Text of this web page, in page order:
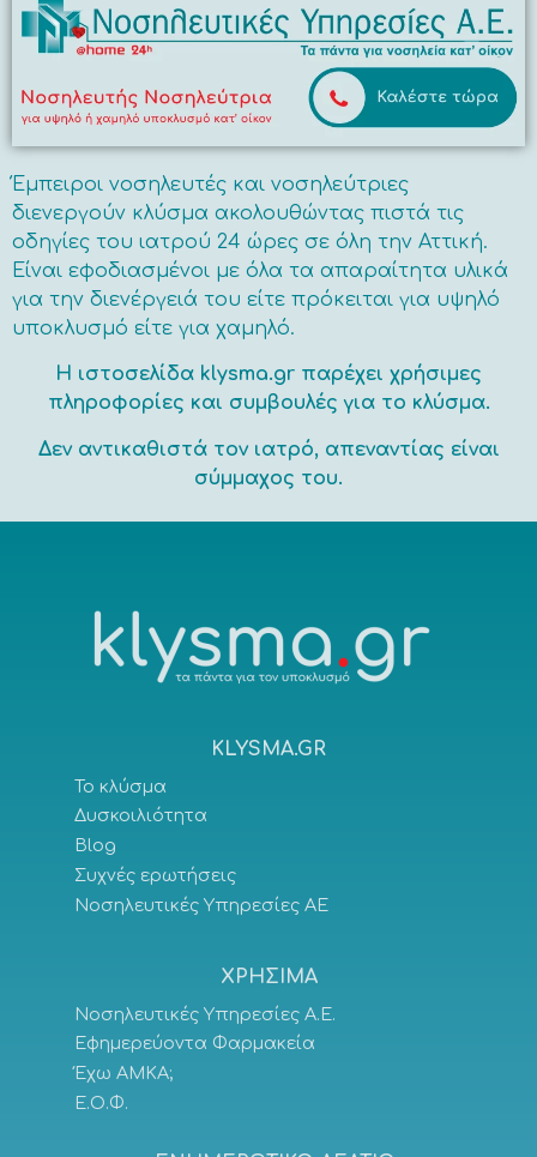
Έμπειροι νοσηλευτές και νοσηλεύτριες
διενεργούν κλύσμα ακολουθώντας πιστά τις
οδηγίες του ιατρού 24 ώρες σε όλη την Αττική.
Είναι εφοδιασμένοι με όλα τα απαραίτητα υλικά
για την διενέργειά του είτε πρόκειται για υψηλό
υποκλυσμό είτε για χαμηλό.
Η ιστοσελίδα klysma.gr παρέχει χρήσιμες
πληροφορίες και συμβουλές για το κλύσμα.
Δεν αντικαθιστά τον ιατρό, απεναντίας είναι
σύμμαχος του.
KLYSMA.GR
Το κλύσμα
Δυσκοιλιότητα
Blog
Συχνές ερωτήσεις
Νοσηλευτικές Υπηρεσίες ΑΕ
ΧΡΗΣΙΜΑ
Νοσηλευτικές Υπηρεσίες Α.Ε.
Εφημερεύοντα Φαρμακεία
Έχω ΑΜΚΑ;
Ε.Ο.Φ.